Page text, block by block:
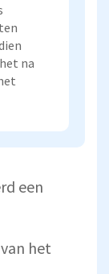
na
een
het